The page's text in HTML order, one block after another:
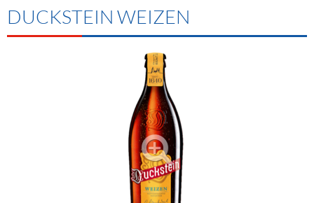
Kontakt
Neuigkeiten
Sirup
Spirituosen
Kommisionskauf & Lieferbedingungen
Fremddienstleistungen
DUCKSTEIN WEIZEN